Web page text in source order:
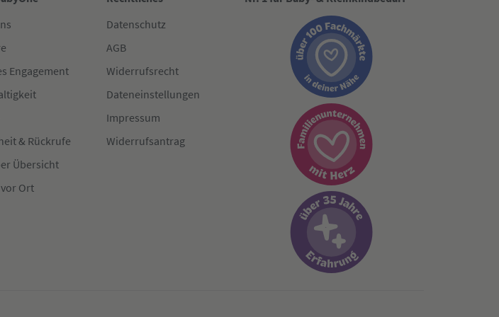
Engagement
& Rückrufe
Übersicht
Ort
Datenschutz
AGB
Widerrufsrecht
Dateneinstellungen
Impressum
Widerrufsantrag